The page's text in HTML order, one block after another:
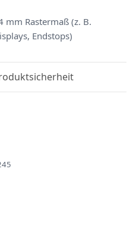
mm Rastermaß (z. B.
Endstops)